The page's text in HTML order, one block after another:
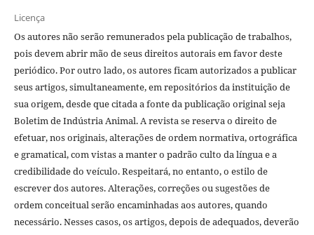
Licença
Os autores não serão remunerados pela publicação de trabalhos,
pois devem abrir mão de seus direitos autorais em favor deste
periódico. Por outro lado, os autores ficam autorizados a publicar
seus artigos, simultaneamente, em repositórios da instituição de
sua origem, desde que citada a fonte da publicação original seja
Boletim de Indústria Animal. A revista se reserva o direito de
efetuar, nos originais, alterações de ordem normativa, ortográfica
e gramatical, com vistas a manter o padrão culto da língua e a
credibilidade do veículo. Respeitará, no entanto, o estilo de
escrever dos autores. Alterações, correções ou sugestões de
ordem conceitual serão encaminhadas aos autores, quando
necessário. Nesses casos, os artigos, depois de adequados, deverão